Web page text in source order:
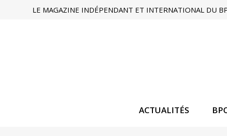
LE MAGAZINE INDÉPENDANT ET INTERNATIONAL DU
ACTUALITÉS